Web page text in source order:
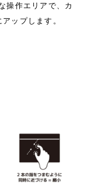
操作エリアで、カ
ップします。